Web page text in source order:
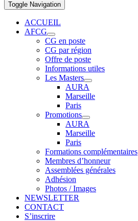
Toggle Navigation
ACCUEIL
AFCG
CG en poste
CG par région
Offre de poste
Informations utiles
Les Masters
AURA
Marseille
Paris
Promotions
AURA
Marseille
Paris
Formations complémentaires
Membres d’honneur
Assemblées générales
Adhésion
Photos / Images
NEWSLETTER
CONTACT
S’inscrire